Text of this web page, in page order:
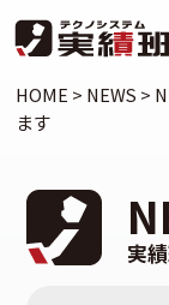
HOME > NEWS >
ます
実